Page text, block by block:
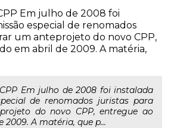
Em julho de 2008 foi
especial de renomados
um anteprojeto do novo CPP,
em abril de 2009. A matéria,
Em julho de 2008 foi instalada
de renomados juristas para
do novo CPP, entregue ao
2009. A matéria, que p...